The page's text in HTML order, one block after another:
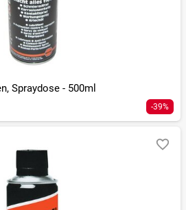
Spraydose - 500ml
-39%